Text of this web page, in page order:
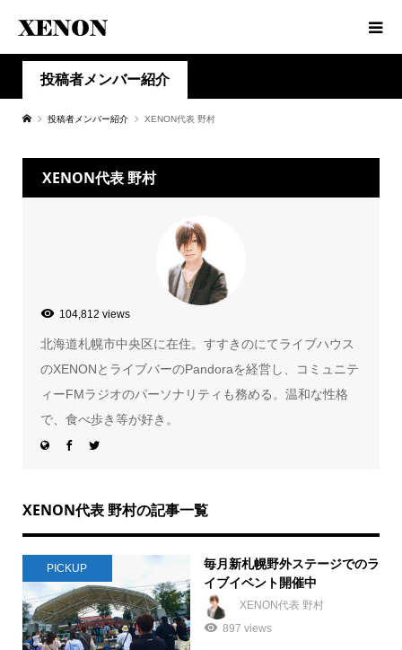
投稿者メンバー紹介
投稿者メンバー紹介 XENON代表 野村
XENON代表 野村
104,812 views
北海道札幌市中央区に在住。すすきのにてライブハウス
のXENONとライブバーのPandoraを経営し、コミュニテ
ィーFMラジオのパーソナリティも務める。温和な性格
で、食べ歩き等が好き。
XENON代表 野村の記事一覧
PICKUP
毎月新札幌野外ステージでのラ
イブイベント開催中
XENON代表 野村
897 views